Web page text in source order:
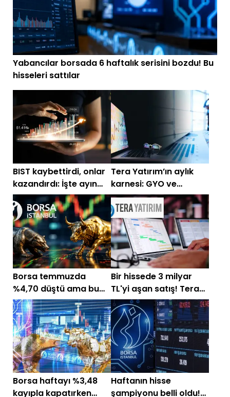
Yabancılar borsada 6 haftalık serisini bozdu! Bu
hisseleri sattılar
BIST kaybettirdi, onlar
kazandırdı: İşte ayın
yıldızları!
Tera Yatırım’ın aylık
karnesi: GYO ve
teknoloji aldı, lojistik
sattı
Borsa temmuzda
%4,70 düştü ama bu
hisseler kazandırdı!
Bir hissede 3 milyar
TL'yi aşan satış! Tera
Yatırım'ın aldığı ve
sattığı hisseler
Borsa haftayı %3,48
kayıpla kapatırken
Haftanın hisse
şampiyonu belli oldu!